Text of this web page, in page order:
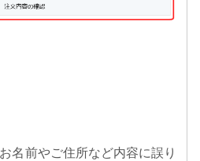
名前やご住所など内容に誤り